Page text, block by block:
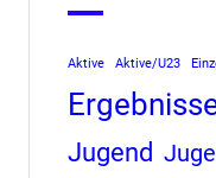
Aktive Aktive/U23
Jugend